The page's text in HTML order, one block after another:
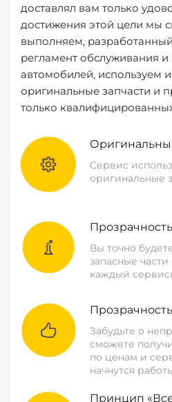
доставлял вам только
достижения этой цели мы
выполняем,
регламент обслуживания и
автомобилей, используем
оригинальные запчасти и
только
Сервис
оригинальные
Вы точно
запасные
каждый
Забудьте о
сможете
по ценам и
начнутся
Принцип